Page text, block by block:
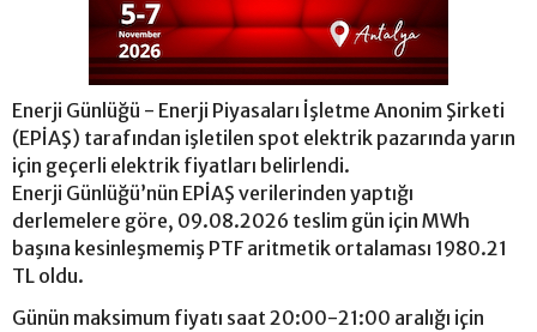
Enerji Günlüğü - Enerji Piyasaları İşletme Anonim Şirketi
(EPİAŞ) tarafından işletilen spot elektrik pazarında yarın
için geçerli elektrik fiyatları belirlendi.
Enerji Günlüğü’nün EPİAŞ verilerinden yaptığı
derlemelere göre, 09.08.2026 teslim gün için MWh
başına kesinleşmemiş PTF aritmetik ortalaması 1980.21
TL oldu.
Günün maksimum fiyatı saat 20:00-21:00 aralığı için